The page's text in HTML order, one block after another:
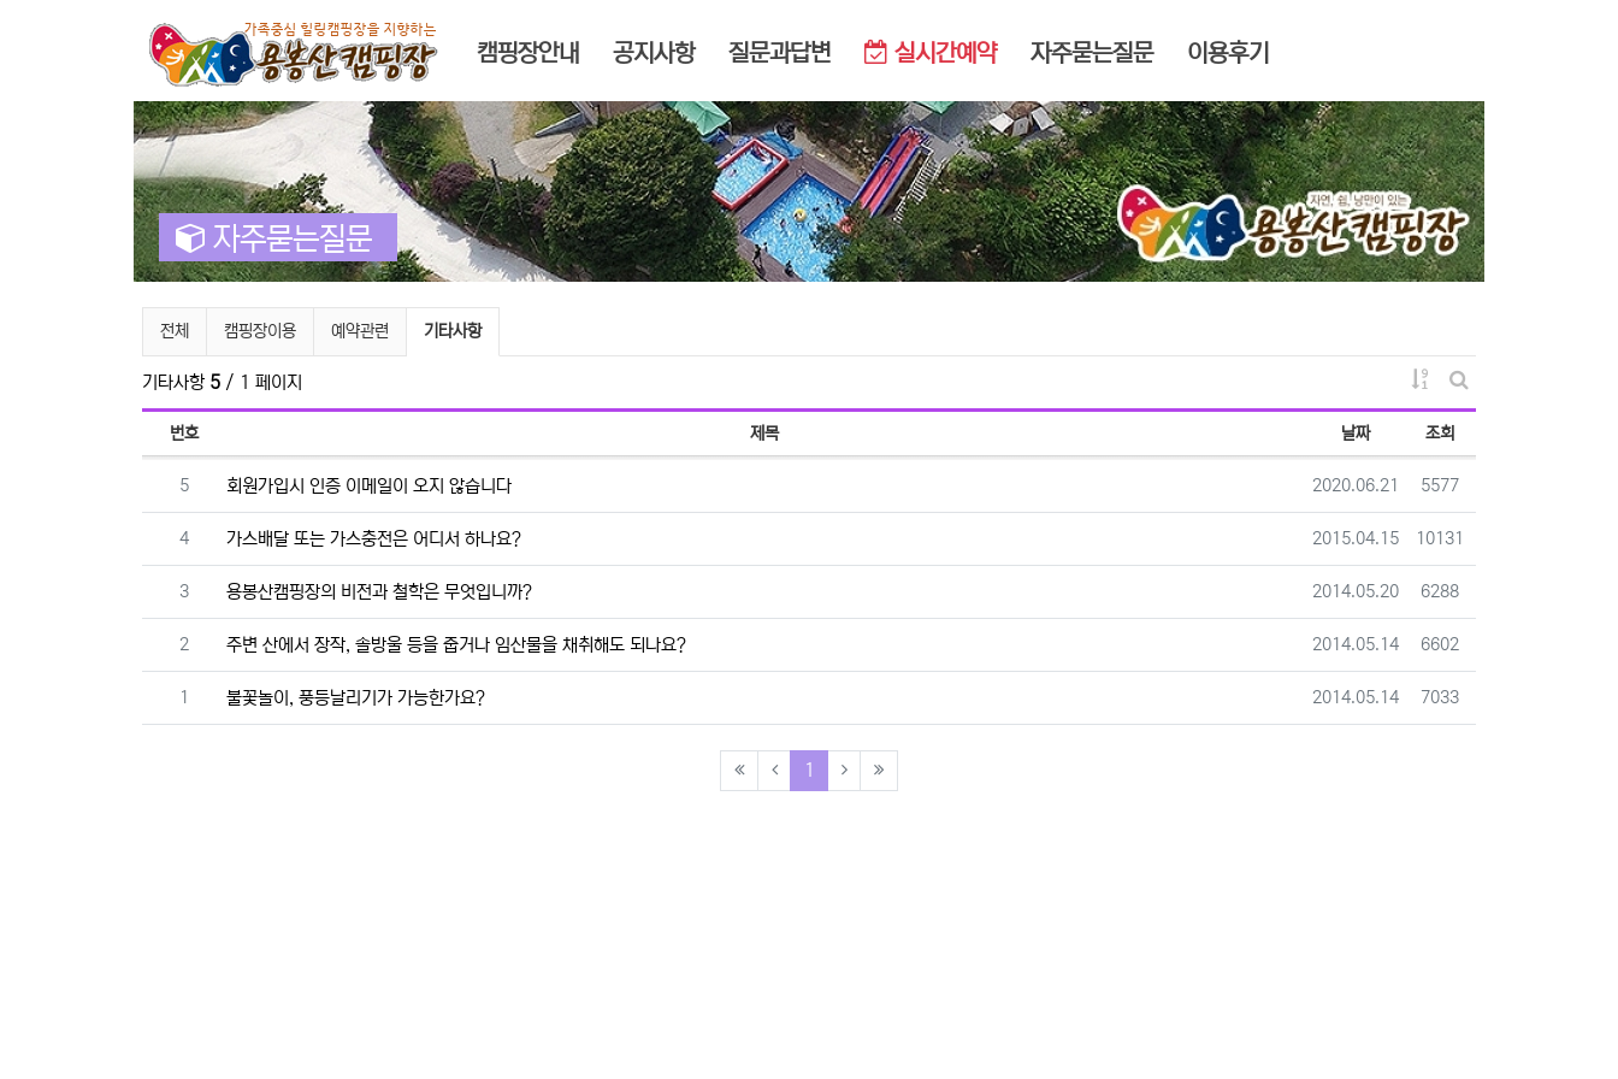
메인 메뉴
캠핑장안내 공지사항 질문과답변 실시간예약 자주묻는질문 이용후기
자주묻는질문
자주묻는질문 분류 목록
전체 캠핑장이용 예약관련 현재 분류
기타사항
기타사항 5 / 1 페이지
게시물 정렬
게시판 검색
번호
제목 날짜 조회
번호
5 회원가입시 인증 이메일이 오지 않습니다 등록일
2020.06.21 조회
5577
번호
4 가스배달 또는 가스충전은 어디서 하나요? 등록일
2015.04.15 조회
10131
번호
3 용봉산캠핑장의 비전과 철학은 무엇입니까? 등록일
2014.05.20 조회
6288
번호
2 주변 산에서 장작, 솔방울 등을 줍거나 임산물을 채취해도 되나요? 등록일
2014.05.14 조회
6602
번호
1 불꽃놀이, 풍등날리기가 가능한가요? 등록일
2014.05.14 조회
7033
1 (current)